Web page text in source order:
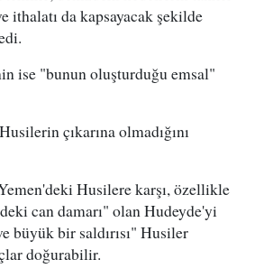
ithalatı da kapsayacak şekilde
ise "bunun oluşturduğu emsal"
çıkarına olmadığını
Husilere karşı, özellikle
can damarı" olan Hudeyde'yi
büyük bir saldırısı" Husiler
doğurabilir.